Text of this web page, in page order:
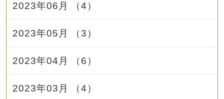
2023年06月 （4）
2023年05月 （3）
2023年04月 （6）
2023年03月 （4）